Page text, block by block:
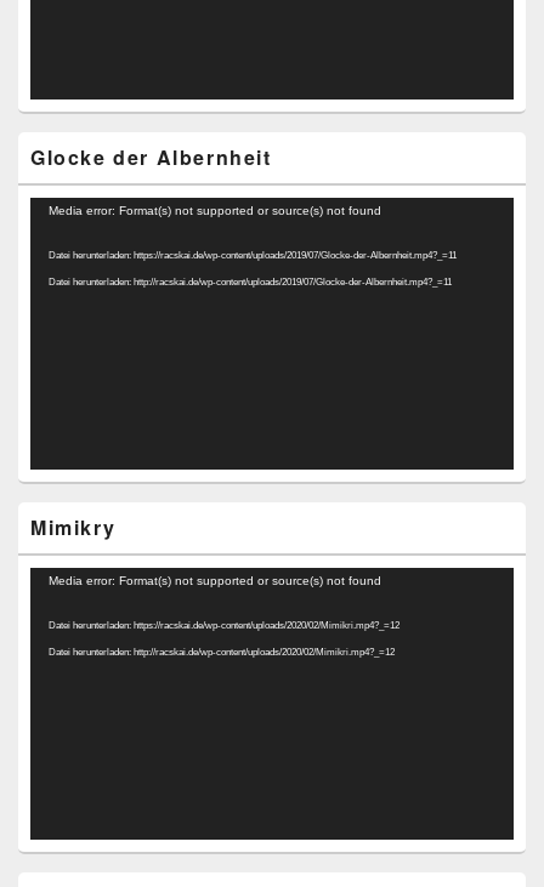
Glocke der Albernheit
Video-
Media error: Format(s) not supported or source(s) not found
Datei herunterladen: https://racskai.de/wp-content/uploads/2019/07/Glocke-der-Albernheit.mp4?_=11
Datei herunterladen: http://racskai.de/wp-content/uploads/2019/07/Glocke-der-Albernheit.mp4?_=11
Mimikry
Video-
Media error: Format(s) not supported or source(s) not found
Datei herunterladen: https://racskai.de/wp-content/uploads/2020/02/Mimikri.mp4?_=12
Datei herunterladen: http://racskai.de/wp-content/uploads/2020/02/Mimikri.mp4?_=12